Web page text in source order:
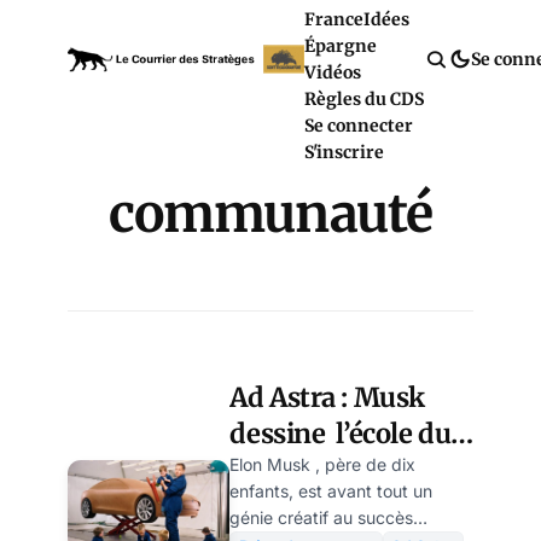
FranceIdées
Épargne
Vidéos
Règles du CDS
Se connecter
S'inscrire
Se
communauté
Ad Astra : Musk
dessine l’école du
futur
Elon Musk , père de dix
enfants, est avant tout un
génie créatif au succès